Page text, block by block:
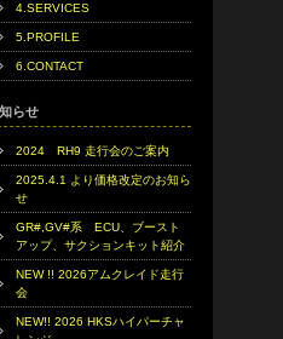
4.SERVICES
5.PROFILE
6.CONTACT
らせ
2024 RH9 走行会のご案内
2025.4.1 より価格改定のお知ら
せ
GR#,GV#系 ECU、ブースト
アップ、サクションキット紹介
NEW !! 2026アムクレイド走行
会
NEW!! 2026 HKSハイパーチャ